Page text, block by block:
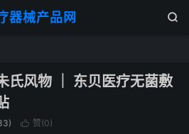
器械产品网 
氏风物 ｜ 东贝医疗无菌敷
)  赞(0)